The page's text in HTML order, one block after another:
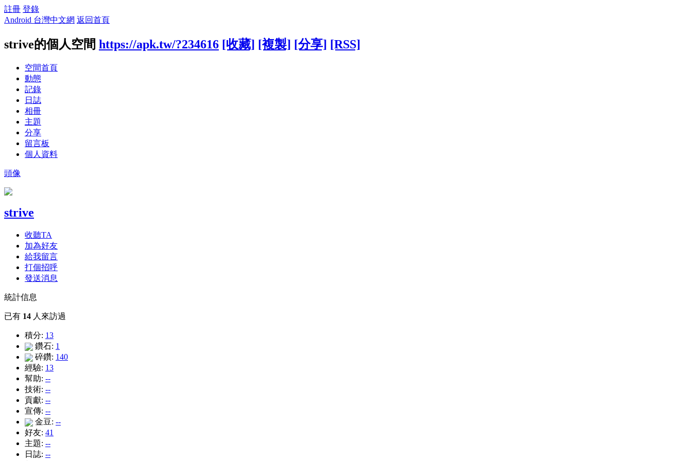
註冊 登錄
Android 台灣中文網 返回首頁
strive的個人空間 https://apk.tw/?234616 [收藏] [複製] [分享] [RSS]
空間首頁
動態
記錄
日誌
相冊
主題
分享
留言板
個人資料
頭像
strive
收聽TA
加為好友
給我留言
打個招呼
發送消息
統計信息
已有 14 人來訪過
積分: 13
鑽石: 1
碎鑽: 140
經驗: 13
幫助: --
技術: --
貢獻: --
宣傳: --
金豆: --
好友: 41
主題: --
日誌: --